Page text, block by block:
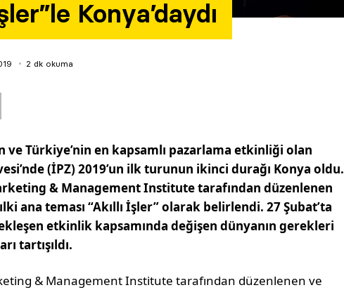
Konya’daydı
2 dk okuma
ve Türkiye’nin en kapsamlı pazarlama etkinliği olan
(İPZ) 2019’un ilk turunun ikinci durağı Konya oldu.
& Management Institute tarafından düzenlenen
ana teması “Akıllı İşler” olarak belirlendi. 27 Şubat’ta
etkinlik kapsamında değişen dünyanın gerekleri
tartışıldı.
& Management Institute tarafından düzenlenen ve